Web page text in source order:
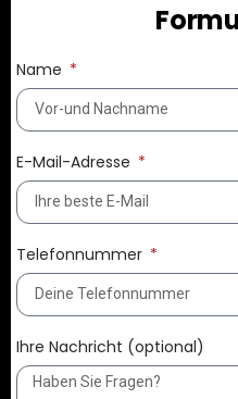
Name
E-Mail-Adresse
Telefonnummer
Ihre Nachricht (optional)